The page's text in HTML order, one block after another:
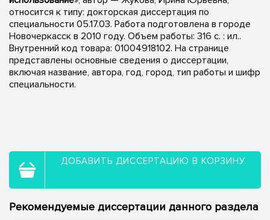
относится к типу: докторская диссертация по
специальности 05.17.03. Работа подготовлена в городе
Новочеркасск в 2010 году. Объем работы: 316 с. : ил..
Внутренний код товара: 01004918102. На странице
представлены основные сведения о диссертации,
включая название, автора, год, город, тип работы и шифр
специальности.
ДОБАВИТЬ ДИССЕРТАЦИЮ В КОРЗИНУ
Рекомендуемые диссертации данного раздела